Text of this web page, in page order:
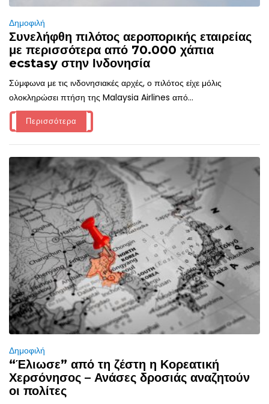
Δημοφιλή
Συνελήφθη πιλότος αεροπορικής εταιρείας
με περισσότερα από 70.000 χάπια
ecstasy στην Ινδονησία
Σύμφωνα με τις ινδονησιακές αρχές, ο πιλότος είχε μόλις
ολοκληρώσει πτήση της Malaysia Airlines από...
Περισσότερα
Δημοφιλή
“Έλιωσε” από τη ζέστη η Κορεατική
Χερσόνησος – Ανάσες δροσιάς αναζητούν
οι πολίτες